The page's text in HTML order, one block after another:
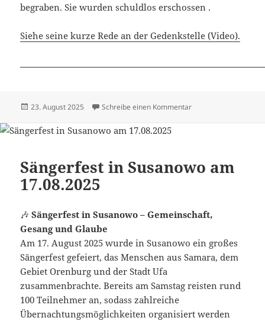
begraben. Sie wurden schuldlos erschossen .
Siehe seine kurze Rede an der Gedenkstelle (Video).
Veröffentlicht
23. August 2025 Schreibe einen Kommentarzu Dimitri Mannikow
Sängerfest in Susanowo am
17.08.2025
🎶Sängerfest in Susanowo – Gemeinschaft,
Gesang und Glaube
Am 17. August 2025 wurde in Susanowo ein großes
Sängerfest gefeiert, das Menschen aus Samara, dem
Gebiet Orenburg und der Stadt Ufa
zusammenbrachte. Bereits am Samstag reisten rund
100 Teilnehmer an, sodass zahlreiche
Übernachtungsmöglichkeiten organisiert werden